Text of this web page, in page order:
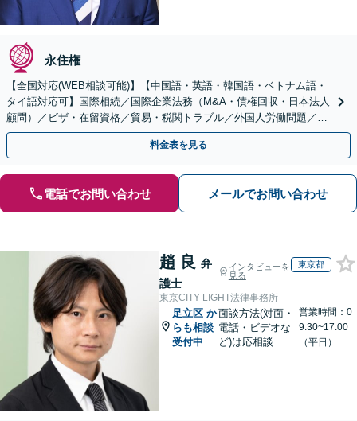
永住権
【全国対応(WEB相談可能)】【中国語・英語・韓国語・ベトナム語・
タイ語対応可】国際相続／国際企業法務（M&A・債権回収・日本法人
顧問）／ビザ・在留資格／貿易・税関トラブル／外国人労働問題／外
国人刑事事件など、幅広いご相談に対応可能
料金表を見る
電話でお問い合わせ メールでお問い合わせ
趙 良 弁
護士
インタビューを
見る
東京都
東京CITY LIGHT法律事務所
足立区 か
らも相談
受付中
面談方法(対面・
電話・ビデオな
ど)は応相談
営業時間：0
9:30~17:00
（平日）